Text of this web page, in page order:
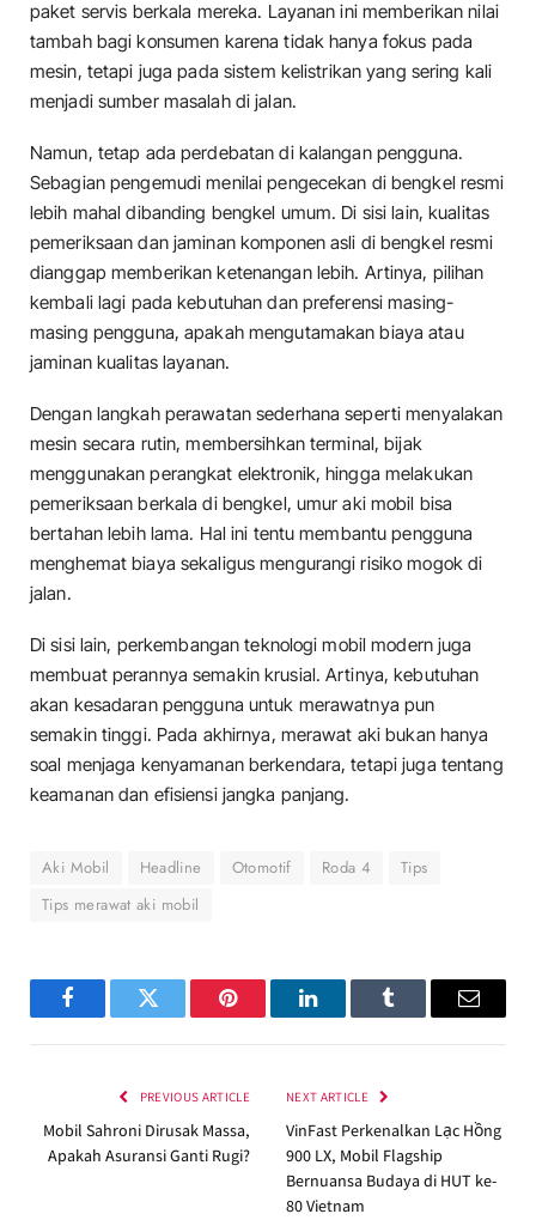
paket servis berkala mereka. Layanan ini memberikan nilai
tambah bagi konsumen karena tidak hanya fokus pada
mesin, tetapi juga pada sistem kelistrikan yang sering kali
menjadi sumber masalah di jalan.
Namun, tetap ada perdebatan di kalangan pengguna.
Sebagian pengemudi menilai pengecekan di bengkel resmi
lebih mahal dibanding bengkel umum. Di sisi lain, kualitas
pemeriksaan dan jaminan komponen asli di bengkel resmi
dianggap memberikan ketenangan lebih. Artinya, pilihan
kembali lagi pada kebutuhan dan preferensi masing-
masing pengguna, apakah mengutamakan biaya atau
jaminan kualitas layanan.
Dengan langkah perawatan sederhana seperti menyalakan
mesin secara rutin, membersihkan terminal, bijak
menggunakan perangkat elektronik, hingga melakukan
pemeriksaan berkala di bengkel, umur aki mobil bisa
bertahan lebih lama. Hal ini tentu membantu pengguna
menghemat biaya sekaligus mengurangi risiko mogok di
jalan.
Di sisi lain, perkembangan teknologi mobil modern juga
membuat perannya semakin krusial. Artinya, kebutuhan
akan kesadaran pengguna untuk merawatnya pun
semakin tinggi. Pada akhirnya, merawat aki bukan hanya
soal menjaga kenyamanan berkendara, tetapi juga tentang
keamanan dan efisiensi jangka panjang.
Aki Mobil Headline Otomotif Roda 4
Tips
Tips merawat aki mobil
FacebookTwitter Pinterest LinkedInTumblr Email
PREVIOUS ARTICLE
Mobil Sahroni Dirusak Massa,
Apakah Asuransi Ganti Rugi?
NEXT ARTICLE
VinFast Perkenalkan Lạc Hồng
900 LX, Mobil Flagship
Bernuansa Budaya di HUT ke-
80 Vietnam